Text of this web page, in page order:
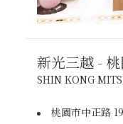
新光三越 -
SHIN KONG
桃園市中正路